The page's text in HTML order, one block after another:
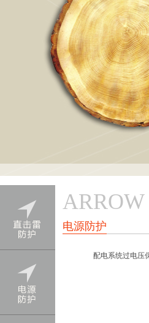
ARROW
电源防护
配电系统过电压